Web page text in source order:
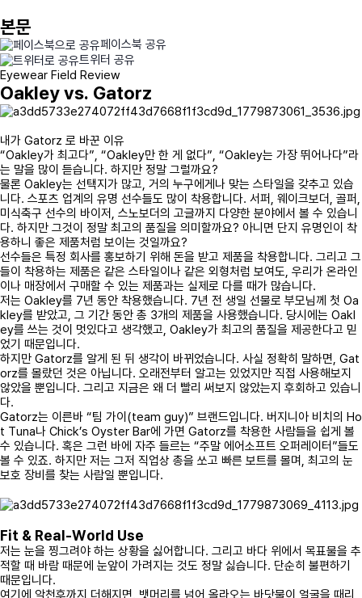
본문
페이스북 공유
트위터 공유
Eyewear Field Review
Oakley vs. Gatorz
내가 Gatorz 로 바꾼 이유
“Oakley가 최고다”, “Oakley만 한 게 없다”, “Oakley는 가장 뛰어나다”라
는 말을 많이 듣습니다. 하지만 정말 그럴까요?
물론 Oakley는 선택지가 많고, 거의 누구에게나 맞는 스타일을 갖추고 있습
니다. 스포츠 업계의 유명 선수들도 많이 착용합니다. 서퍼, 웨이크보더, 골퍼,
미식축구 선수의 바이저, 스노보더의 고글까지 다양한 분야에서 볼 수 있습니
다. 하지만 그것이 정말 최고의 품질을 의미할까요? 아니면 단지 유명인이 착
용하니 좋은 제품처럼 보이는 것일까요?
선수들은 특정 회사를 홍보하기 위해 돈을 받고 제품을 착용합니다. 그리고 그
들이 착용하는 제품은 같은 스타일이나 같은 외형처럼 보여도, 우리가 온라인
이나 매장에서 구매할 수 있는 제품과는 실제로 다를 때가 많습니다.
저는 Oakley를 7년 동안 착용했습니다. 7년 전 생일 선물로 부모님께 첫 Oa
kley를 받았고, 그 기간 동안 총 3개의 제품을 사용했습니다. 당시에는 Oakl
ey를 쓰는 것이 멋있다고 생각했고, Oakley가 최고의 품질을 제공한다고 믿
었기 때문입니다.
하지만 Gatorz를 알게 된 뒤 생각이 바뀌었습니다. 사실 정확히 말하면, Gat
orz를 몰랐던 것은 아닙니다. 오래전부터 알고는 있었지만 직접 사용해보지
않았을 뿐입니다. 그리고 지금은 왜 더 빨리 써보지 않았는지 후회하고 있습니
다.
Gatorz는 이른바 “팀 가이(team guy)” 브랜드입니다. 버지니아 비치의 Ho
t Tuna나 Chick’s Oyster Bar에 가면 Gatorz를 착용한 사람들을 쉽게 볼
수 있습니다. 혹은 그런 바에 자주 들르는 “주말 에어소프트 오퍼레이터”들도
볼 수 있죠. 하지만 저는 그저 직업상 총을 쏘고 빠른 보트를 몰며, 최고의 눈
보호 장비를 찾는 사람일 뿐입니다.
Fit & Real-World Use
저는 눈을 찡그려야 하는 상황을 싫어합니다. 그리고 바다 위에서 목표물을 추
적할 때 바람 때문에 눈앞이 가려지는 것도 정말 싫습니다. 단순히 불편하기
때문입니다.
여기에 악천후까지 더해지면, 뱃머리를 넘어 올라오는 바닷물이 얼굴을 때리